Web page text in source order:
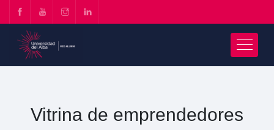
Vitrina de emprendedores